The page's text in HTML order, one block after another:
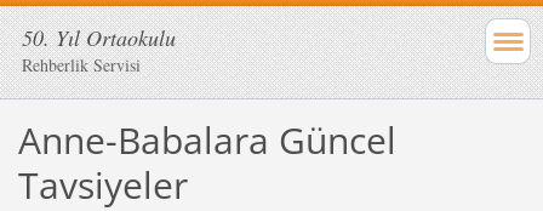
50. Yıl Ortaokulu
Rehberlik Servisi
Anne-Babalara Güncel
Tavsiyeler